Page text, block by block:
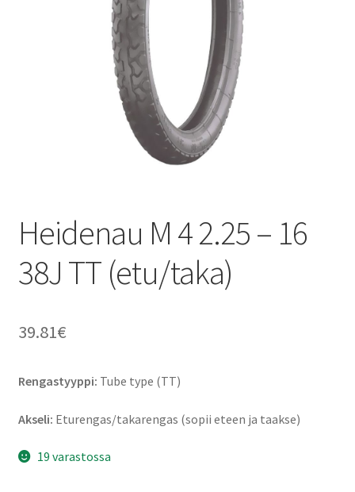
Heidenau M 4 2.25 – 16
38J TT (etu/taka)
39.81€
Rengastyyppi: Tube type (TT)
Akseli: Eturengas/takarengas (sopii eteen ja taakse)
19 varastossa